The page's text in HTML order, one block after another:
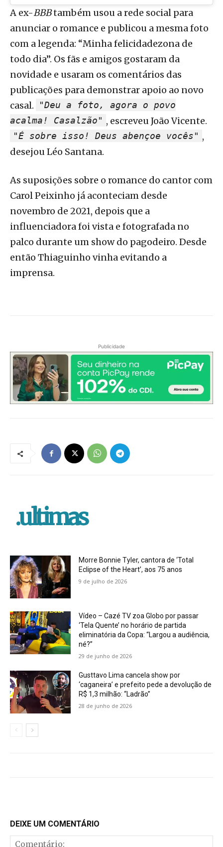
A ex-BBBtambém usou a rede social para
anunciar o romance e publicou a mesma foto
com a legenda: “Minha felicidadezona de
todo dia”. Os fãs e amigos gostaram da
novidade e usaram os comentários das
publicações para demonstrar apoio ao novo
casal.
"Deu a foto, agora o povo
acalma! Casalzão" , escreveu João Vicente.
"É sobre isso! Deus abençoe vocês" ,
desejou Léo Santana.
As suposições sobre o romance do cantor com
Carol Peixinho já aconteciam desde
novembro de 2021, depois que a
influenciadora foi vista e fotografada no
palco durante um show do pagodeiro. Desde
então Thiaguinho vinha evitando a
imprensa.
Publicidade
.ultimas
Morre Bonnie Tyler, cantora de ‘Total
Eclipse of the Heart’, aos 75 anos
9 de julho de 2026
Vídeo – Cazé TV zoa Globo por passar
‘Tela Quente’ no horário de partida
eliminatória da Copa: “Largou a audiência,
né?”
29 de junho de 2026
Gusttavo Lima cancela show por
‘caganeira’ e prefeito pede a devolução de
R$ 1,3 milhão: “Ladrão”
28 de junho de 2026
DEIXE UM COMENTÁRIO